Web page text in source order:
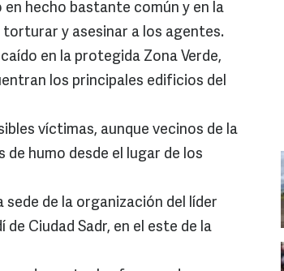
hecho bastante común y en la
y asesinar a los agentes.
en la protegida Zona Verde,
los principales edificios del
víctimas, aunque vecinos de la
de humo desde el lugar de los
de la organización del líder
Ciudad Sadr, en el este de la